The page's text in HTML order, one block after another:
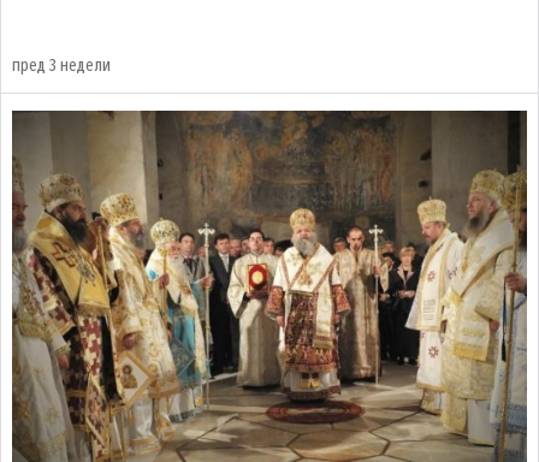
пред 3 недели